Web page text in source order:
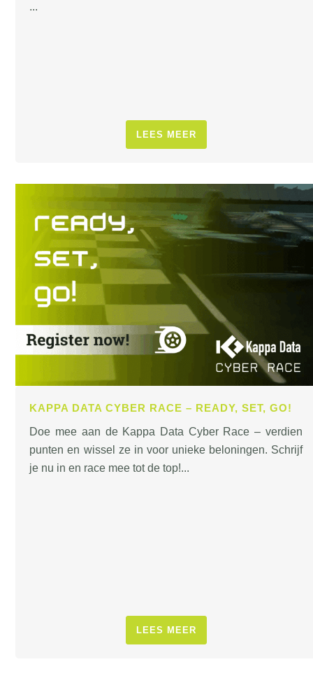
...
LEES MEER
KAPPA DATA CYBER RACE – READY, SET, GO!
Doe mee aan de Kappa Data Cyber Race – verdien
punten en wissel ze in voor unieke beloningen. Schrijf
je nu in en race mee tot de top!...
LEES MEER